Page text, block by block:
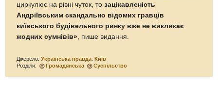
циркулює на рівні чуток, тозацікавленість
Андріївським скандально відомих гравців
київського будівельного ринку вже не викликає
жодних сумнівів» , пише видання.
Джерело:Українська правда. Київ
Розділи:
Громадянська Суспільство